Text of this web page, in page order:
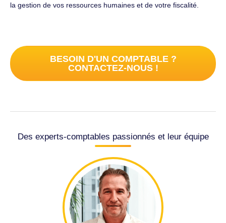
la gestion de vos ressources humaines et de votre fiscalité.
BESOIN D'UN COMPTABLE ?
CONTACTEZ-NOUS !
Des experts-comptables passionnés et leur équipe